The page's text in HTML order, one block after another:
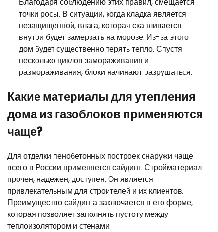
точки росы. В ситуации, когда кладка является
незащищенной, влага, которая скапливается
внутри будет замерзать на морозе. Из-за этого
дом будет существенно терять тепло. Спустя
несколько циклов замораживания и
размораживания, блоки начинают разрушаться.
Какие материалы для утепления
дома из газоблоков применяются
чаще?
Для отделки пенобетонных построек снаружи чаще
всего в России применяется сайдинг. Стройматериал
прочен, надежен, доступен. Он является
привлекательным для строителей и их клиентов.
Преимущество сайдинга заключается в его форме,
которая позволяет заполнять пустоту между
теплоизолятором и стенами.